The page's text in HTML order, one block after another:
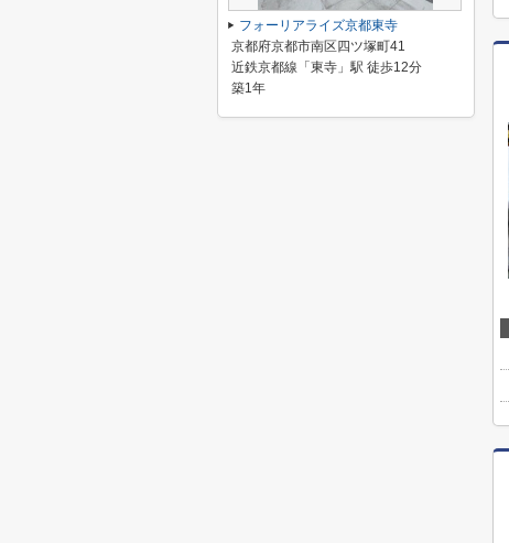
フォーリアライズ京都東寺
京都府京都市南区四ツ塚町41
近鉄京都線「東寺」駅 徒歩12分
築1年